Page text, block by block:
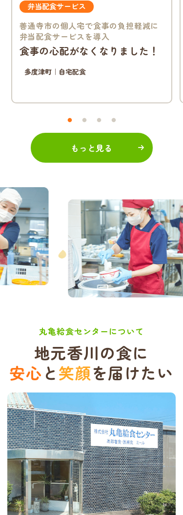
もっと見る
弁当配食サービス
善通寺市の個人宅で食事の負担軽減に
弁当配食サービスを導入
食事の心配がなくなりました！
多度津町｜ 自宅配食
丸亀給食センターについて
地元香川の食に
安心 と笑顔を届けたい